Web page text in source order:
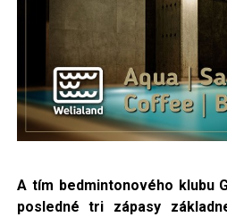
A tím bedmintonového klubu
posledné tri zápasy